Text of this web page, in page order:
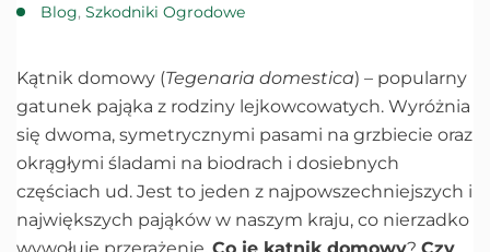
Blog, Szkodniki Ogrodowe
Kątnik domowy (Tegenaria domestica) – popularny
gatunek pająka z rodziny lejkowcowatych. Wyróżnia
się dwoma, symetrycznymi pasami na grzbiecie oraz
okrągłymi śladami na biodrach i dosiebnych
częściach ud. Jest to jeden z najpowszechniejszych i
największych pająków w naszym kraju, co nierzadko